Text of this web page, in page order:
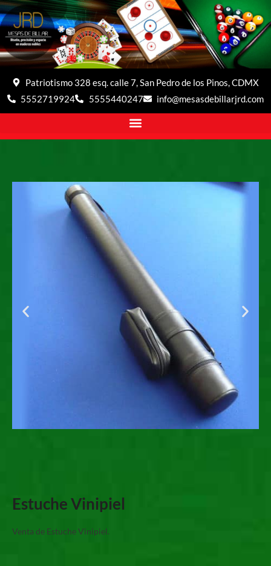
Patriotismo 328 esq. calle 7, San Pedro de los Pinos, CDMX
5552719924
5555440247 info@mesasdebillarjrd.com
Estuche Vinipiel
Venta de Estuche Vinipiel.